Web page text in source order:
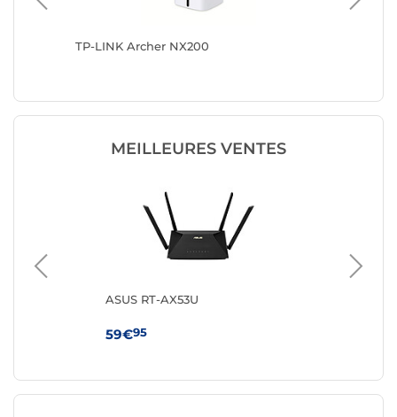
TP-LINK Archer NX200
MEILLEURES VENTES
ASUS RT-AX53U
59€95